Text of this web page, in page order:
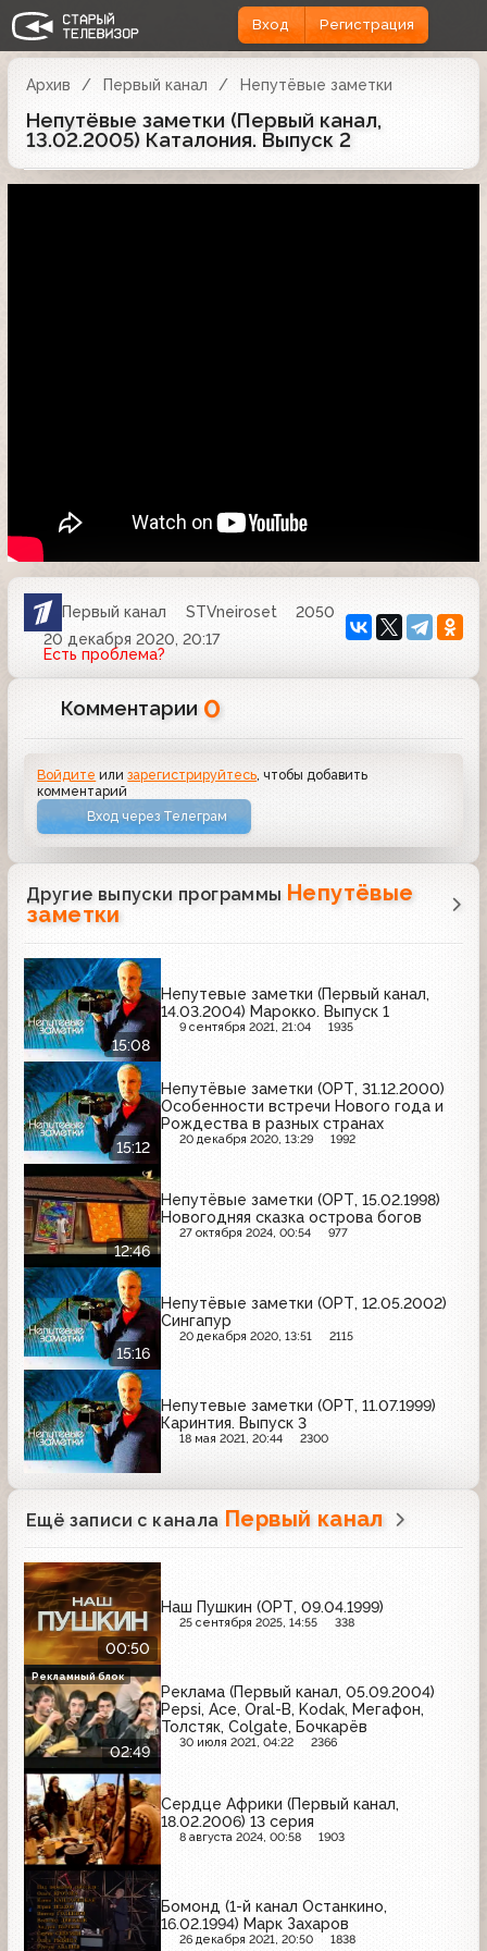
Вход Регистрация
Архив Первый канал Непутёвые заметки
Непутёвые заметки (Первый канал,
13.02.2005) Каталония. Выпуск 2
Первый канал STVneiroset
2050
20 декабря 2020, 20:17
Есть проблема?
Комментарии 0
Войдите илизарегистрируйтесь , чтобы добавить
комментарий
Вход через Телеграм
Другие выпуски программы Непутёвые
заметки
15:08
Непутевые заметки (Первый канал,
14.03.2004) Марокко. Выпуск 1
9 сентября 2021, 21:04 1935
15:12
Непутёвые заметки (ОРТ, 31.12.2000)
Особенности встречи Нового года и
Рождества в разных странах
20 декабря 2020, 13:29 1992
12:46
Непутёвые заметки (ОРТ, 15.02.1998)
Новогодняя сказка острова богов
27 октября 2024, 00:54 977
15:16
Непутёвые заметки (ОРТ, 12.05.2002)
Сингапур
20 декабря 2020, 13:51 2115
Непутевые заметки (ОРТ, 11.07.1999)
Каринтия. Выпуск 3
18 мая 2021, 20:44 2300
Ещё записи с канала Первый канал
00:50
Наш Пушкин (ОРТ, 09.04.1999)
25 сентября 2025, 14:55 338
02:49
Реклама (Первый канал, 05.09.2004)
Pepsi, Ace, Oral-B, Kodak, Мегафон,
Толстяк, Colgate, Бочкарёв
30 июля 2021, 04:22 2366
Рекламный блок
Сердце Африки (Первый канал,
18.02.2006) 13 серия
8 августа 2024, 00:58 1903
Бомонд (1-й канал Останкино,
16.02.1994) Марк Захаров
26 декабря 2021, 20:50 1838